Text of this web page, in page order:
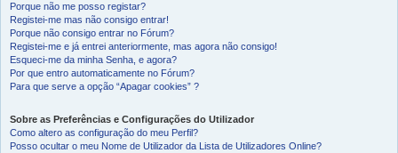
Porque não me posso registar?
Registei-me mas não consigo entrar!
Porque não consigo entrar no Fórum?
Registei-me e já entrei anteriormente, mas agora não consigo!
Esqueci-me da minha Senha, e agora?
Por que entro automaticamente no Fórum?
Para que serve a opção “Apagar cookies” ?
Sobre as Preferências e Configurações do Utilizador
Como altero as configuração do meu Perfil?
Posso ocultar o meu Nome de Utilizador da Lista de Utilizadores Online?